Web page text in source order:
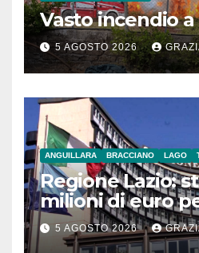
Vasto incendio
5 AGOSTO 2026
ANGUILLARA BRACCIANO LAGO
Regione Lazio:
milioni di euro
Comuni
Meridionale
5 AGOSTO 2026